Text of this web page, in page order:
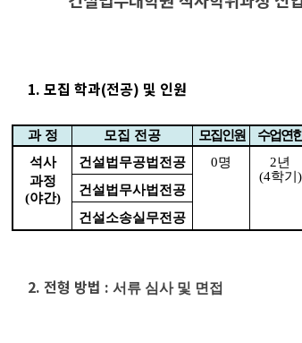
1. 모집 학과(전공) 및 인원
과 정 모집 전공 모집인원 수업연
석사
과정
(야간)
건설법무공법전공 0명 2년
(4학기)
건설법무사법전공
건설소송실무전공
2. 전형 방법 : 서류 심사 및 면접